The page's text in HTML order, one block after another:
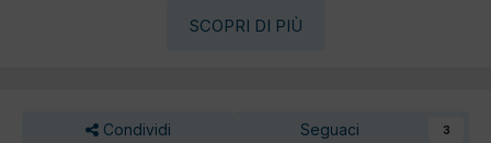
SCOPRI DI PIÙ
Condividi Seguaci 3